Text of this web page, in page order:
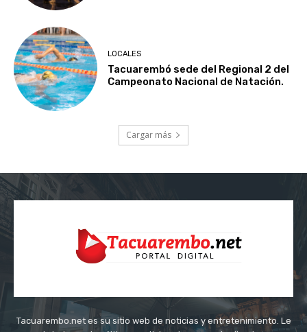
LOCALES
Tacuarembó sede del Regional 2 del
Campeonato Nacional de Natación.
Cargar más
Tacuarembo.net es su sitio web de noticias y entretenimiento. Le